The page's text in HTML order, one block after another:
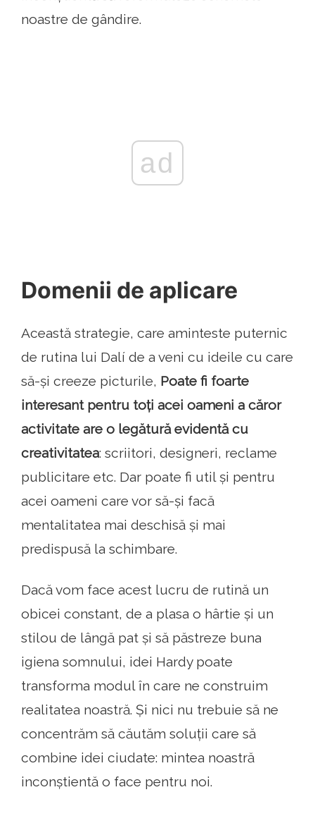
noastre de gândire.
ad
Domenii de aplicare
Această strategie, care aminteste puternic
de rutina lui Dalí de a veni cu ideile cu care
să-și creeze picturile, Poate fi foarte
interesant pentru toți acei oameni a căror
activitate are o legătură evidentă cu
creativitatea: scriitori, designeri, reclame
publicitare etc. Dar poate fi util și pentru
acei oameni care vor să-și facă
mentalitatea mai deschisă și mai
predispusă la schimbare.
Dacă vom face acest lucru de rutină un
obicei constant, de a plasa o hârtie și un
stilou de lângă pat și să păstreze buna
igiena somnului, idei Hardy poate
transforma modul în care ne construim
realitatea noastră. Și nici nu trebuie să ne
concentrăm să căutăm soluții care să
combine idei ciudate: mintea noastră
inconștientă o face pentru noi.